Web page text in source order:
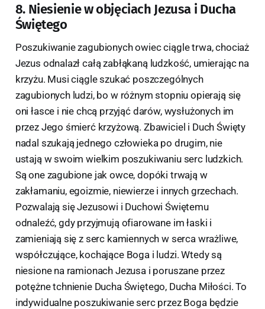
8. Niesienie w objęciach Jezusa i Ducha
Świętego
Poszukiwanie zagubionych owiec ciągle trwa, chociaż
Jezus odnalazł całą zabłąkaną ludzkość, umierając na
krzyżu. Musi ciągle szukać poszczególnych
zagubionych ludzi, bo w różnym stopniu opierają się
oni łasce i nie chcą przyjąć darów, wysłużonych im
przez Jego śmierć krzyżową. Zbawiciel i Duch Święty
nadal szukają jednego człowieka po drugim, nie
ustają w swoim wielkim poszukiwaniu serc ludzkich.
Są one zagubione jak owce, dopóki trwają w
zakłamaniu, egoizmie, niewierze i innych grzechach.
Pozwalają się Jezusowi i Duchowi Świętemu
odnaleźć, gdy przyjmują ofiarowane im łaski i
zamieniają się z serc kamiennych w serca wrażliwe,
współczujące, kochające Boga i ludzi. Wtedy są
niesione na ramionach Jezusa i poruszane przez
potężne tchnienie Ducha Świętego, Ducha Miłości. To
indywidualne poszukiwanie serc przez Boga będzie